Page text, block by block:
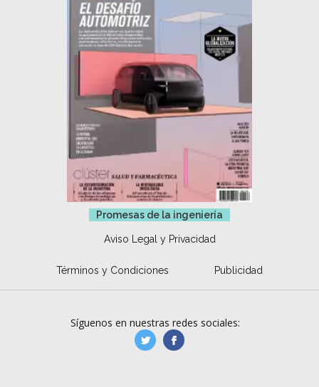
Promesas de la ingeniería
Aviso Legal y Privacidad
Términos y Condiciones Publicidad
Síguenos en nuestras redes sociales:
manufacturaGE